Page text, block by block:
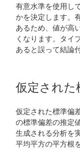
有意水準を使用し
かを決定します。
あるため、値が高
くなります。タイ
あると誤って結論
仮定された
仮定された標準偏
の標準偏差の推定
生成される分析を
平均平方の平方根